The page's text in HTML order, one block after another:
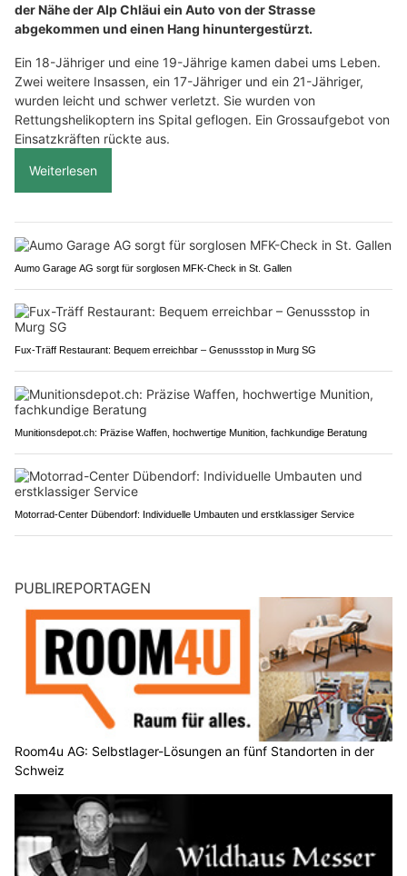
der Nähe der Alp Chläui ein Auto von der Strasse
abgekommen und einen Hang hinuntergestürzt.
Ein 18-Jähriger und eine 19-Jährige kamen dabei ums Leben.
Zwei weitere Insassen, ein 17-Jähriger und ein 21-Jähriger,
wurden leicht und schwer verletzt. Sie wurden von
Rettungshelikoptern ins Spital geflogen. Ein Grossaufgebot von
Einsatzkräften rückte aus.
Weiterlesen
Aumo Garage AG sorgt für sorglosen MFK-Check in St. Gallen
Fux-Träff Restaurant: Bequem erreichbar – Genussstop in Murg SG
Munitionsdepot.ch: Präzise Waffen, hochwertige Munition, fachkundige Beratung
Motorrad-Center Dübendorf: Individuelle Umbauten und erstklassiger Service
PUBLIREPORTAGEN
Room4u AG: Selbstlager-Lösungen an fünf Standorten in der
Schweiz